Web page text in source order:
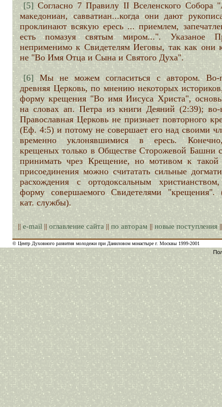
[5] Согласно 7 Правилу II Вселенского Собора
македониан, савватиан...когда они дают
проклинают всякую ересь ... приемлем,
есть помазуя святым миром...". Указаное
неприменимо к Свидетелям Иеговы, так как они
не "Во Имя Отца и Сына и Святого Духа".
[6] Мы не можем согласиться с автором. Во-
древняя Церковь, по мнению некоторых
форму крещения "Во имя Иисуса Христа",
на словах ап. Петра из книги Деяний (2:39); во-
Православная Церковь не признает повторного
(Еф. 4:5) и потому не совершает его над своими
временно уклонявшимися в ересь.
крещеных только в Обществе Сторожевой Башни
принимать чрез Крещение, но мотивом к
присоединения можно считатать сильные
расхождения с ортодоксальным
форму совершаемого Свидетелями "крещения".
кат. службы).
|| e-mail || оглавление сайта||по авторам || новые поступления
© Центр Духовного развития молодежи при Даниловом монастыре г. Москвы 1999-2001